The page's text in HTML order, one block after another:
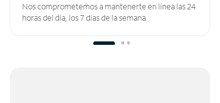
Nos comprometemos a mantenerte en línea las 24
horas del día, los 7 días de la semana.